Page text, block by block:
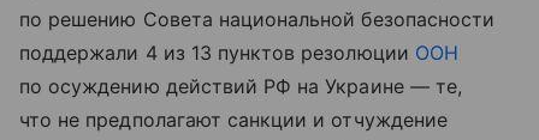
по решению Совета национальной безопасности
поддержали 4 из 13 пунктов резолюции ООН
по осуждению действий РФ на Украине — те,
что не предполагают санкции и отчуждение